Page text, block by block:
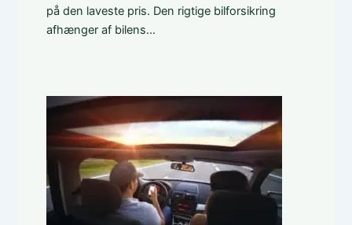
på den laveste pris. Den rigtige bilforsikring
afhænger af bilens…